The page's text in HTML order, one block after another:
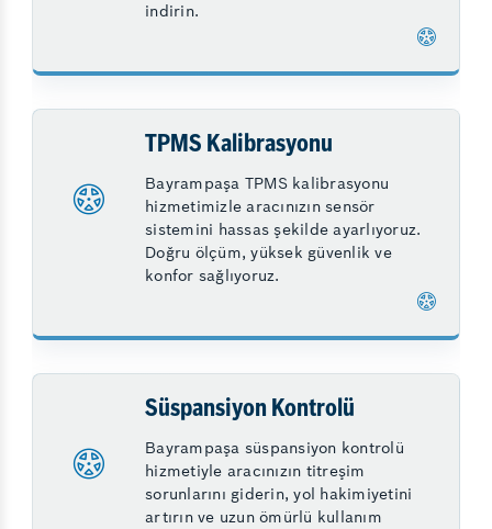
indirin.
TPMS Kalibrasyonu
Bayrampaşa TPMS kalibrasyonu
hizmetimizle aracınızın sensör
sistemini hassas şekilde ayarlıyoruz.
Doğru ölçüm, yüksek güvenlik ve
konfor sağlıyoruz.
Süspansiyon Kontrolü
Bayrampaşa süspansiyon kontrolü
hizmetiyle aracınızın titreşim
sorunlarını giderin, yol hakimiyetini
artırın ve uzun ömürlü kullanım